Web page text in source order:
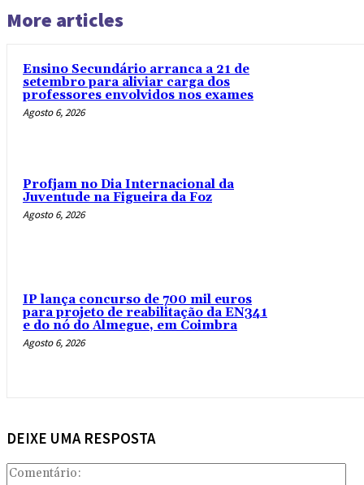
More articles
Ensino Secundário arranca a 21 de
setembro para aliviar carga dos
professores envolvidos nos exames
Agosto 6, 2026
Profjam no Dia Internacional da
Juventude na Figueira da Foz
Agosto 6, 2026
IP lança concurso de 700 mil euros
para projeto de reabilitação da EN341
e do nó do Almegue, em Coimbra
Agosto 6, 2026
DEIXE UMA RESPOSTA